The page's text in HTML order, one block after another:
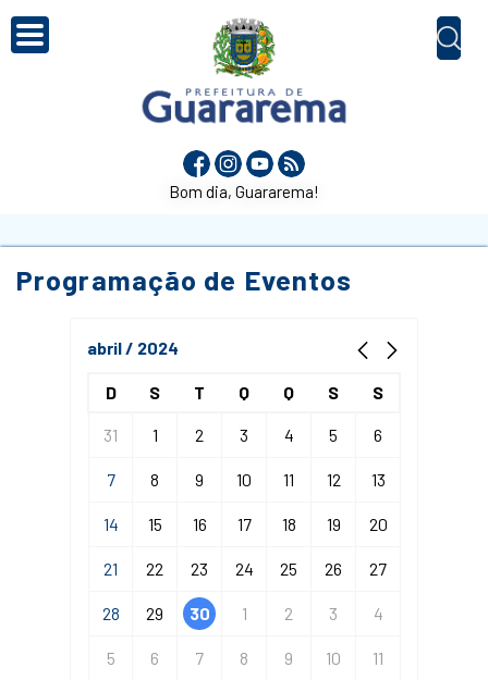
Bom dia, Guararema!
Programação de Eventos
abril / 2024
D S T Q Q S S
31 1 2 3 4 5 6
7 8 9 10 11 12 13
14 15 16 17 18 19 20
21 22 23 24 25 26 27
28 29 30 1 2 3 4
5 6 7 8 9 10 11